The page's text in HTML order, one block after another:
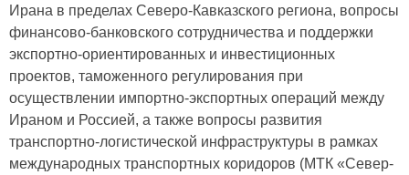
Ирана в пределах Северо-Кавказского региона, вопросы
финансово-банковского сотрудничества и поддержки
экспортно-ориентированных и инвестиционных
проектов, таможенного регулирования при
осуществлении импортно-экспортных операций между
Ираном и Россией, а также вопросы развития
транспортно-логистической инфраструктуры в рамках
международных транспортных коридоров (МТК «Север-